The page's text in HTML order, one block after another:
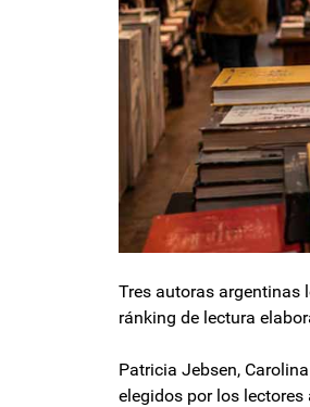
Tres autoras argentinas
ránking de lectura
Patricia Jebsen,
elegidos por los